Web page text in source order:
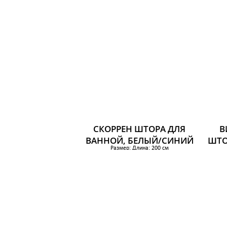
СКОРРЕН ШТОРА ДЛЯ
ВАННОЙ, БЕЛЫЙ/СИНИЙ
Размер: Длина: 200 см